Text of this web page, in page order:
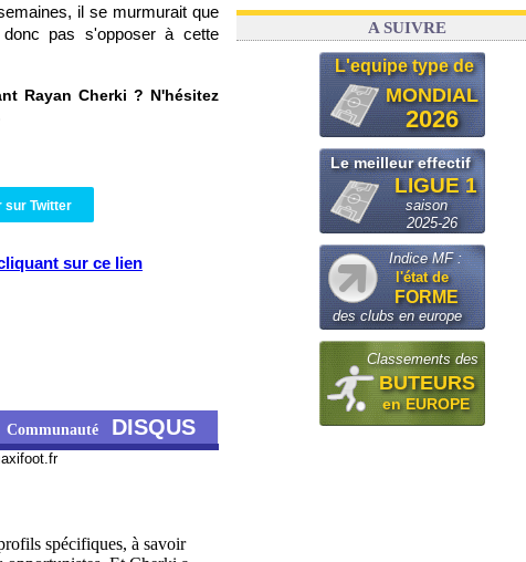
il se murmurait que
pas s'opposer à cette
Rayan Cherki ? N'hésitez
sur Twitter
sur ce lien
Communauté DISQUS
01/08 Barça: Torres souhaite rejoindre le PSG !
A SUIVRE
L'equipe type de
MONDIAL
2026
Le meilleur effectif
LIGUE 1
saison
2025-26
Indice MF :
l'état de
FORME
des clubs en europe
Classements des
BUTEURS
en EUROPE